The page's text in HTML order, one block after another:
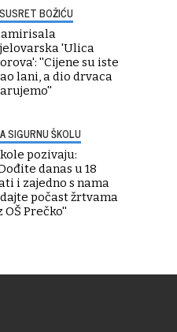
BOŽIĆU
'Ulica
''Cijene su iste
lani, a dio drvaca
SIGURNU ŠKOLU
pozivaju:
danas u 18
i zajedno s nama
počast žrtvama
OŠ Prečko''